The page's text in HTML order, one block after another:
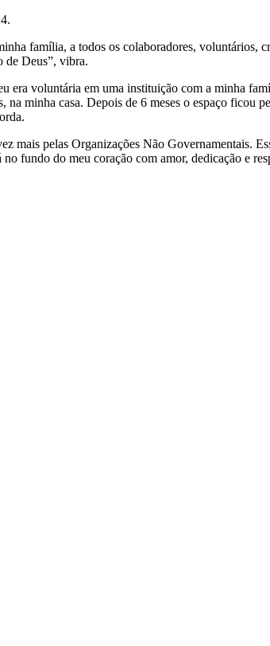
família, a todos os colaboradores, voluntários,
de Deus”, vibra.
voluntária em uma instituição com a minha
minha casa. Depois de 6 meses o espaço ficou
mais pelas Organizações Não Governamentais.
fundo do meu coração com amor, dedicação e